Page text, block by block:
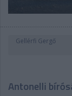
Gellérfi Gergő
Antonelli